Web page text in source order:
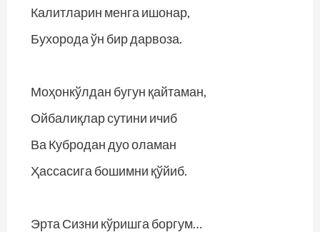
Калитларин менга ишонар,
Бухорода ўн бир дарвоза.
Моҳонкўлдан бугун қайтаман,
Ойбалиқлар сутини ичиб
Ва Кубродан дуо оламан
Ҳассасига бошимни қўйиб.
Эрта Сизни кўришга боргум…